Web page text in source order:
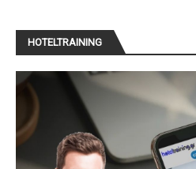
HOTELTRAINING